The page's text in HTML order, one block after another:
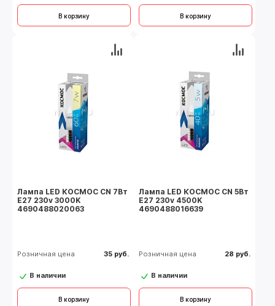
В корзину В корзину
Лампа LED КОСМОС CN 7Вт
Е27 230v 3000K
4690488020063
Розничная цена 35 руб.
В наличии
В корзину
Лампа LED КОСМОС CN 5Вт
Е27 230v 4500K
4690488016639
Розничная цена 28 руб.
В наличии
В корзину